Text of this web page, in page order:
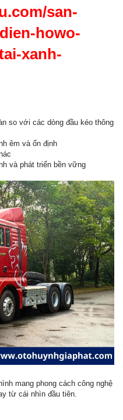
san-
howo-
xanh-
so với các dòng đầu kéo thông
êm và ổn định
và phát triển bền vững
mang phong cách công nghệ
từ cái nhìn đầu tiên.